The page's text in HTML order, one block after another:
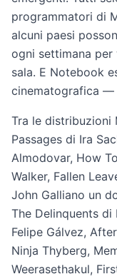
programmatori di
alcuni paesi
ogni settimana
sala. E Notebook
cinematografica —
Tra le distribuzioni
Passages di Ira
Almodovar, How
Walker, Fallen
John Galliano un
The Delinquents
Felipe Gálvez,
Ninja Thyberg,
Weerasethakul,